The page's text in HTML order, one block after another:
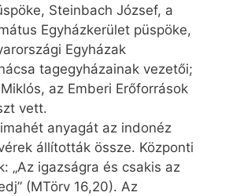
Steinbach József, a
Egyházkerület püspöke,
Egyházak
tagegyházainak vezetői;
az Emberi Erőforrások
vett.
anyagát az indonéz
állították össze. Központi
„Az igazságra és csakis az
(MTörv 16,20). Az